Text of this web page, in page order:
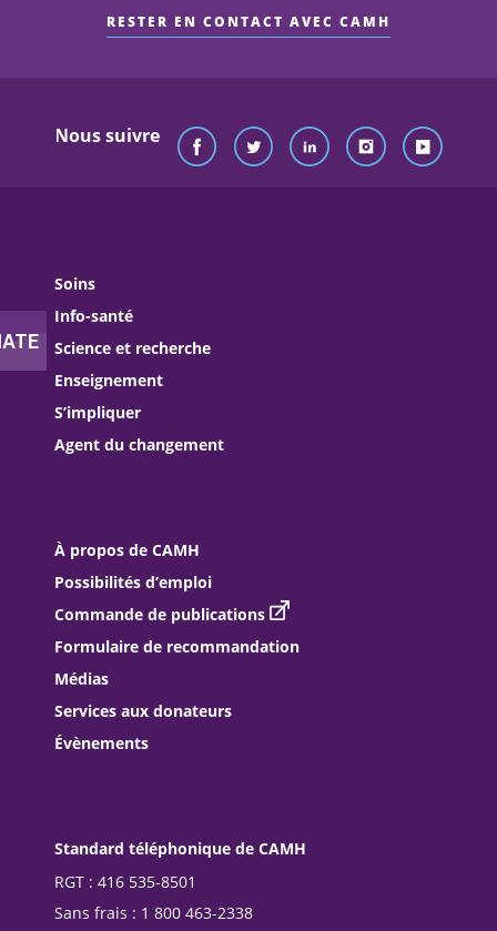
RESTER EN CONTACT AVEC CAMH
Nous suivre
Soins
Info-santé
Science et recherche
Enseignement
S’impliquer
Agent du changement
À propos de CAMH
Possibilités d’emploi
Commande de publications
Formulaire de recommandation
Médias
Services aux donateurs
Évènements
Standard téléphonique de CAMH
RGT : 416 535-8501
Sans frais : 1 800 463-2338